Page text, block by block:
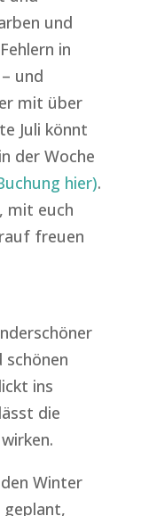
und
in
und
mit über
Juli könnt
der Woche
hier).
mit euch
freuen
ins
die
Winter
geplant,